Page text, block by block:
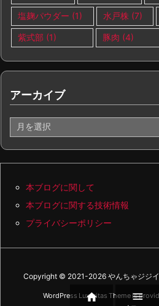
塩麹パウダー (1) 水戸株 (7)
紫式部 (1) 豚肉 (4)
アーカイブ
ー
本ブログに関して
本ブログに関する技術情報
プライバシーポリシー
Copyright © 2021-2026 やんちゃジジ
WordPress Luxeritas Theme is
 